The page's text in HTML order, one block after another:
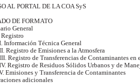
AL PORTAL DE LA COA SyS
DE FORMATO
General
Registro
Información Técnica General
Registro de Emisiones a la Atmosfera
Registro de Transferencias de Contaminantes en
Registro de Residuos Sólidos Urbanos y de
Emisiones y Transferencia de Contaminantes
adicionales